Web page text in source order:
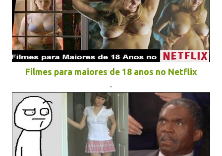
Filmes para maiores de 18 anos no Netflix
.